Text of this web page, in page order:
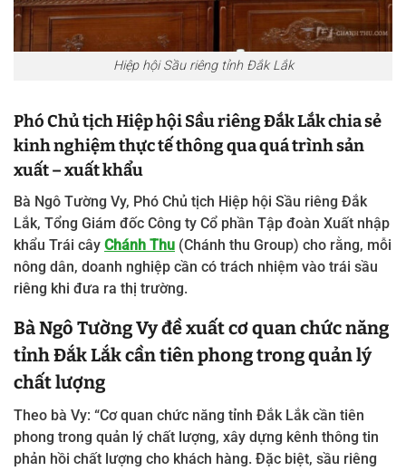
Hiệp hội Sầu riêng tỉnh Đắk Lắk
Phó Chủ tịch Hiệp hội Sầu riêng Đắk Lắk chia sẻ
kinh nghiệm thực tế thông qua quá trình sản
xuất – xuất khẩu
Bà Ngô Tường Vy, Phó Chủ tịch Hiệp hội Sầu riêng Đắk
Lắk, Tổng Giám đốc Công ty Cổ phần Tập đoàn Xuất nhập
khẩu Trái cây Chánh Thu (Chánh thu Group) cho rằng, mỗi
nông dân, doanh nghiệp cần có trách nhiệm vào trái sầu
riêng khi đưa ra thị trường.
Bà Ngô Tường Vy đề xuất cơ quan chức năng
tỉnh Đắk Lắk cần tiên phong trong quản lý
chất lượng
Theo bà Vy: “Cơ quan chức năng tỉnh Đắk Lắk cần tiên
phong trong quản lý chất lượng, xây dựng kênh thông tin
phản hồi chất lượng cho khách hàng. Đặc biệt, sầu riêng